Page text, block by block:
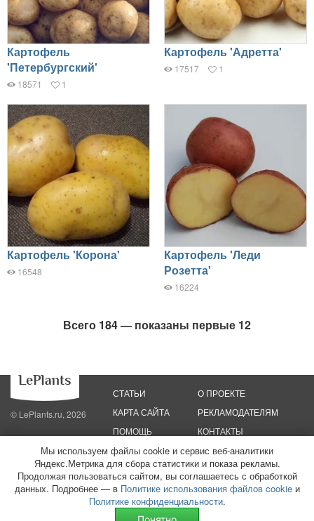
Картофель
'Петербургский'
18571 1
Картофель 'Адретта'
17517 1
Картофель 'Корона'
16548
Картофель 'Леди
Розетта'
16224
Всего 184 — показаны первые 12
© LePlants.ru, 2026
СТАТЬИ
КАРТА САЙТА
ПОМОЩЬ
О ПРОЕКТЕ
РЕКЛАМОДАТЕЛЯМ
КОНТАКТЫ
Политика конфиденциальности
Политика использования файлов cookie
Пользовательское соглашение
Редакционные стандарты
ООО «Трафик»
ИНН 7813175200 ОГРН 1027806866724
Монетизация
Мы используем файлы cookie и сервис веб-аналитики
Яндекс.Метрика для сбора статистики и показа рекламы.
Продолжая пользоваться сайтом, вы соглашаетесь с обработкой
данных. Подробнее — в Политике использования файлов cookieи
Политике конфиденциальности.